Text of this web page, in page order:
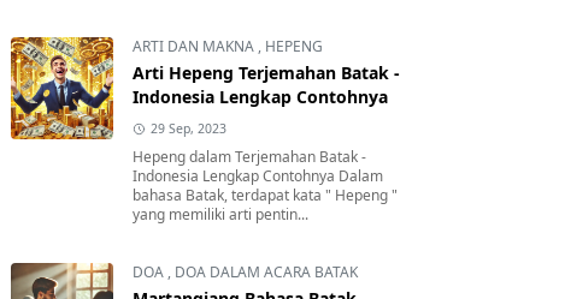
ARTI DAN MAKNA , HEPENG
Arti Hepeng Terjemahan Batak -
Indonesia Lengkap Contohnya
29 Sep, 2023
Hepeng dalam Terjemahan Batak -
Indonesia Lengkap Contohnya Dalam
bahasa Batak, terdapat kata " Hepeng "
yang memiliki arti pentin...
DOA , DOA DALAM ACARA BATAK